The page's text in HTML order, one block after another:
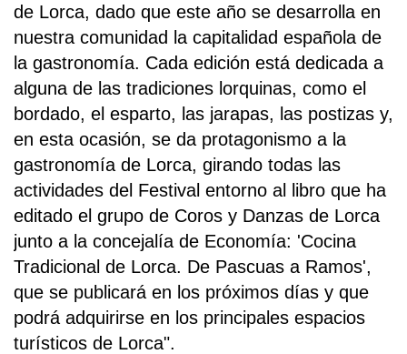
de Lorca, dado que este año se desarrolla en
nuestra comunidad la capitalidad española de
la gastronomía. Cada edición está dedicada a
alguna de las tradiciones lorquinas, como el
bordado, el esparto, las jarapas, las postizas y,
en esta ocasión, se da protagonismo a la
gastronomía de Lorca, girando todas las
actividades del Festival entorno al libro que ha
editado el grupo de Coros y Danzas de Lorca
junto a la concejalía de Economía: 'Cocina
Tradicional de Lorca. De Pascuas a Ramos',
que se publicará en los próximos días y que
podrá adquirirse en los principales espacios
turísticos de Lorca".